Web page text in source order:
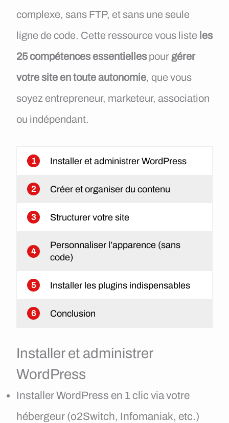
complexe, sans FTP, et sans une seule
ligne de code. Cette ressource vous liste les
25 compétences essentiellespour gérer
votre site en toute autonomie, que vous
soyez entrepreneur, marketeur, association
ou indépendant.
1 Installer et administrer WordPress
2 Créer et organiser du contenu
3 Structurer votre site
4
Personnaliser l’apparence (sans
code)
5 Installer les plugins indispensables
6 Conclusion
Installer et administrer
WordPress
Installer WordPress en 1 clic via votre
hébergeur (o2Switch, Infomaniak, etc.)